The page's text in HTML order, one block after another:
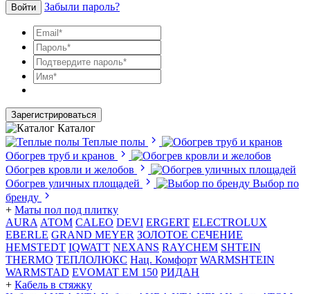
Войти Забыли пароль?
Зарегистрироваться
Каталог
Теплые полы
Обогрев труб и кранов
Обогрев кровли и желобов
Обогрев уличных площадей
Выбор по
бренду
+ Маты пол под плитку
AURA АТОМ CALEO DEVI ERGERT ELECTROLUX
EBERLE GRAND MEYER ЗОЛОТОЕ СЕЧЕНИЕ
HEMSTEDT IQWATT NEXANS RAYCHEM SHTEIN
THERMO ТЕПЛОЛЮКС Нац. Комфорт WARMSHTEIN
WARMSTAD EVOMAT EM 150 РИДАН
+ Кабель в стяжку